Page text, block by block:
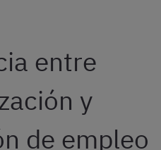
entre
y
de empleo